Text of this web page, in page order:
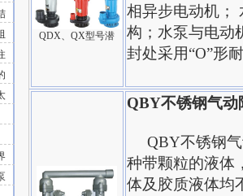
QDX、QX型号潜
相异步电动机；
构；水泵与电动
封处采用“O”形
QBY不锈钢气动
QBY不锈钢气
种带颗粒的液体
体及胶质液体均